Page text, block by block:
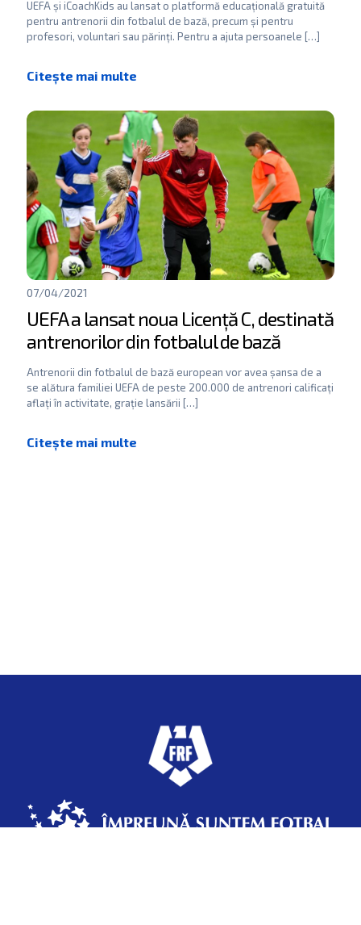
UEFA și iCoachKids au lansat o platformă educațională gratuită
pentru antrenorii din fotbalul de bază, precum și pentru
profesori, voluntari sau părinți. Pentru a ajuta persoanele […]
07/04/2021
UEFA a lansat noua Licență C, destinată
antrenorilor din fotbalul de bază
Antrenorii din fotbalul de bază european vor avea șansa de a
se alătura familiei UEFA de peste 200.000 de antrenori calificați
aflați în activitate, grație lansării […]